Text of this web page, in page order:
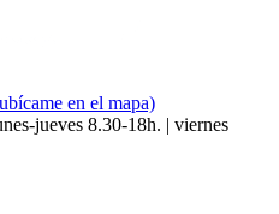
en el mapa)
jueves 8.30-18h. | viernes